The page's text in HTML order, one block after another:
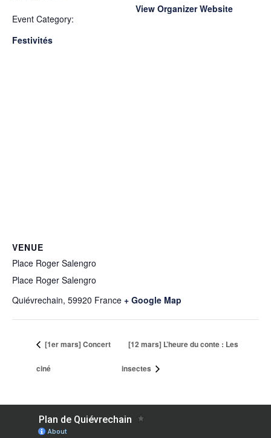
Event Category:
Festivités
View Organizer Website
VENUE
Place Roger Salengro
Place Roger Salengro
Quiévrechain, 59920 France + Google Map
[1er mars] Concert
ciné
[12 mars] L’heure du conte : Les
insectes